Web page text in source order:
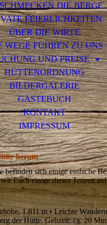
DIE BERGE
FEIERLICHKEITEN
ÜBER DIE WIRTE
WEGE FÜHREN ZU UNS
UND PREISE
HÜTTENORDNUNG
BILDERGALERIE
GÄSTEBUCH
KONTAKT
IMPRESSUM
herum
befinden sich einige einfache
Euch einige dieser Touren
1.811 m • Leichte
der Hütte. Gehzeit: ca. 20